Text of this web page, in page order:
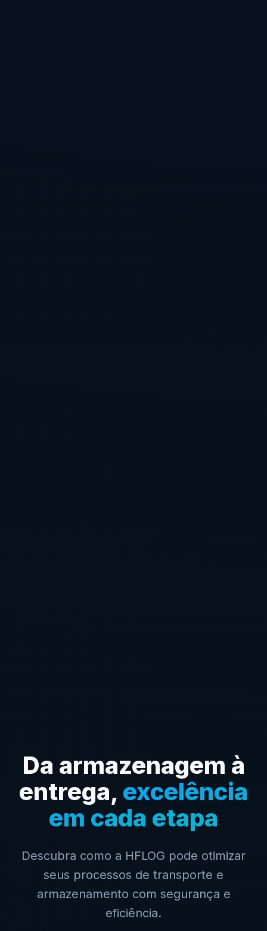
Da armazenagem à
entrega, excelência
em cada etapa
Descubra como a HFLOG pode otimizar
seus processos de transporte e
armazenamento com segurança e
eficiência.